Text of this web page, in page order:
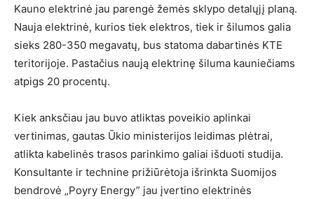
Kauno elektrinė jau parengė žemės sklypo detalųjį planą.
Nauja elektrinė, kurios tiek elektros, tiek ir šilumos galia
sieks 280-350 megavatų, bus statoma dabartinės KTE
teritorijoje. Pastačius naują elektrinę šiluma kauniečiams
atpigs 20 procentų.
Kiek anksčiau jau buvo atliktas poveikio aplinkai
vertinimas, gautas Ūkio ministerijos leidimas plėtrai,
atlikta kabelinės trasos parinkimo galiai išduoti studija.
Konsultante ir technine prižiūrėtoja išrinkta Suomijos
bendrovė „Poyry Energy” jau įvertino elektrinės